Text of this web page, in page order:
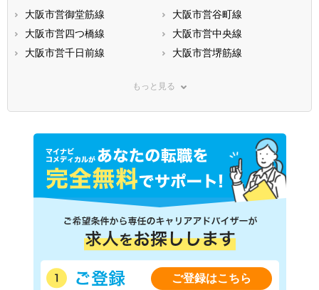
大阪市営御堂筋線
大阪市営谷町線
大阪市営四つ橋線
大阪市営中央線
大阪市営千日前線
大阪市営堺筋線
大阪市営南港ポートタウン線
ＪＲ東海道本線(米原－神戸)
ＪＲ関西本線(亀山－難波)
ＪＲ片町線
ＪＲ東西線
ＪＲ阪和線(天王寺－和歌山)
ＪＲ関西空港線
ＪＲおおさか東線
阪神本線
京阪本線
京阪交野線
京阪中之島線
阪急宝塚本線
阪急京都本線
阪急千里線
近鉄大阪線
もっと見る
ご登録はこちら